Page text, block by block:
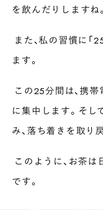
を飲んだりしますね。
また、私の習慣に「
ます。
この25分間は、携
に集中します。そし
み、落ち着きを取り
このように、お茶
です。